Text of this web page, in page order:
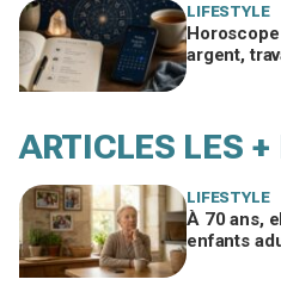
LIFESTYLE
argent,
ARTICLES LES +
LIFESTYLE
À 70 ans,
enfants